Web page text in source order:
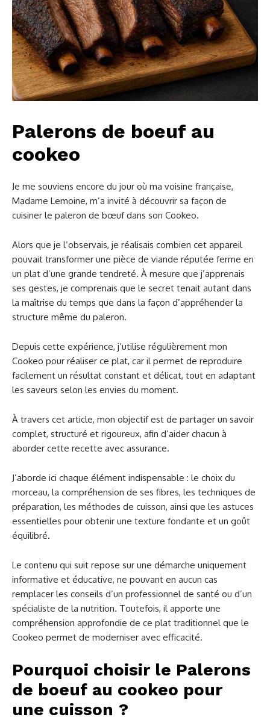
Palerons de boeuf au
cookeo
Je me souviens encore du jour où ma voisine française,
Madame Lemoine, m’a invité à découvrir sa façon de
cuisiner le paleron de bœuf dans son Cookeo.
Alors que je l’observais, je réalisais combien cet appareil
pouvait transformer une pièce de viande réputée ferme en
un plat d’une grande tendreté. À mesure que j’apprenais
ses gestes, je comprenais que le secret tenait autant dans
la maîtrise du temps que dans la façon d’appréhender la
structure même du paleron.
Depuis cette expérience, j’utilise régulièrement mon
Cookeo pour réaliser ce plat, car il permet de reproduire
facilement un résultat constant et délicat, tout en adaptant
les saveurs selon les envies du moment.
À travers cet article, mon objectif est de partager un savoir
complet, structuré et rigoureux, afin d’aider chacun à
aborder cette recette avec assurance.
J’aborde ici chaque élément indispensable : le choix du
morceau, la compréhension de ses fibres, les techniques de
préparation, les méthodes de cuisson, ainsi que les astuces
essentielles pour obtenir une texture fondante et un goût
équilibré.
Le contenu qui suit repose sur une démarche uniquement
informative et éducative, ne pouvant en aucun cas
remplacer les conseils d’un professionnel de santé ou d’un
spécialiste de la nutrition. Toutefois, il apporte une
compréhension approfondie de ce plat traditionnel que le
Cookeo permet de moderniser avec efficacité.
Pourquoi choisir le Palerons
de boeuf au cookeo pour
une cuisson ?